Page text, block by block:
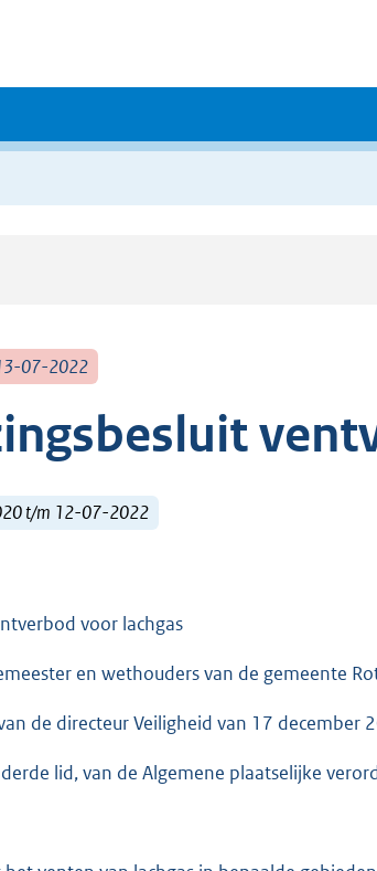
07-2022
t/m 12-07-2022
voor lachgas
en wethouders van de gemeente
de directeur Veiligheid van 17 december
lid, van de Algemene plaatselijke